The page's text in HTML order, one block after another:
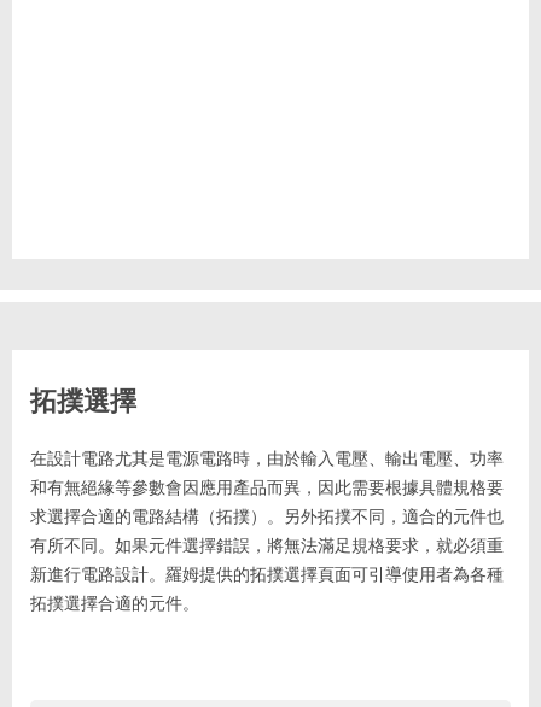
拓撲選擇
在設計電路尤其是電源電路時，由於輸入電壓、輸出電壓、功率
和有無絕緣等參數會因應用產品而異，因此需要根據具體規格要
求選擇合適的電路結構（拓撲）。另外拓撲不同，適合的元件也
有所不同。如果元件選擇錯誤，將無法滿足規格要求，就必須重
新進行電路設計。羅姆提供的拓撲選擇頁面可引導使用者為各種
拓撲選擇合適的元件。